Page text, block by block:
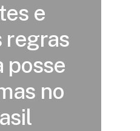
e
regras
posse
no